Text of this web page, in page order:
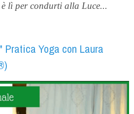
lì per condurti alla Luce...
Pratica Yoga con Laura